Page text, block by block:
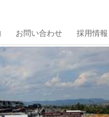
お問い合わせ 採用情報